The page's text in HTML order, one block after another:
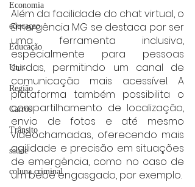
Economia
educaçao
Educação
Unis
Região
Carros
Trânsito
saúde
coluna criminal
Além da facilidade do chat virtual, o
Emergência MG se destaca por ser
uma ferramenta inclusiva,
especialmente para pessoas
surdas, permitindo um canal de
comunicação mais acessível. A
plataforma também possibilita o
compartilhamento de localização,
envio de fotos e até mesmo
videochamadas, oferecendo mais
agilidade e precisão em situações
de emergência, como no caso de
um bebê engasgado, por exemplo.